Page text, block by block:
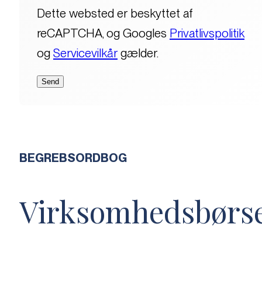
Dette websted er beskyttet af
reCAPTCHA, og Googles Privatlivspolitik
og Servicevilkårgælder.
BEGREBSORDBOG